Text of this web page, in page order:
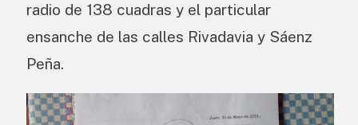
radio de 138 cuadras y el particular
ensanche de las calles Rivadavia y Sáenz
Peña.